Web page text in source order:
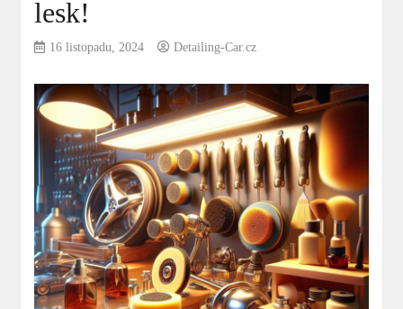
lesk!
16 listopadu, 2024 Detailing-Car.cz